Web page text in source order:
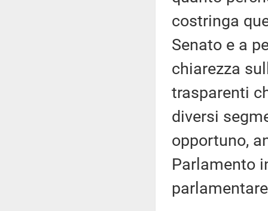
costringa
Senato e a
chiarezza
trasparenti
diversi
opportuno,
Parlamento